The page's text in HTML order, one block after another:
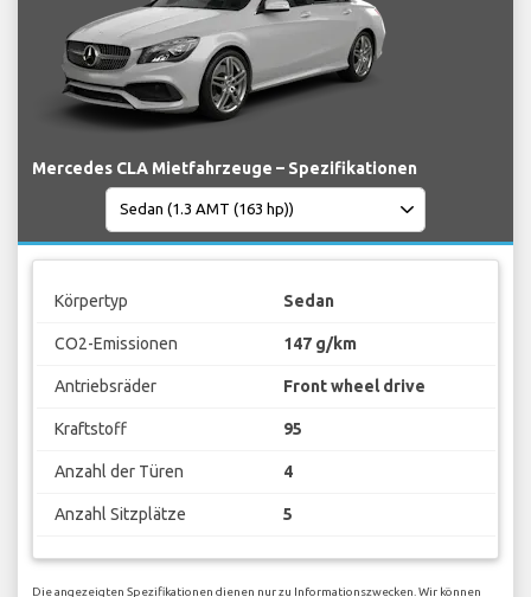
Mercedes CLA Mietfahrzeuge – Spezifikationen
Körpertyp Sedan
CO2-Emissionen 147 g/km
Antriebsräder Front wheel drive
Kraftstoff 95
Anzahl der Türen 4
Anzahl Sitzplätze 5
Die angezeigten Spezifikationen dienen nur zu Informationszwecken. Wir können